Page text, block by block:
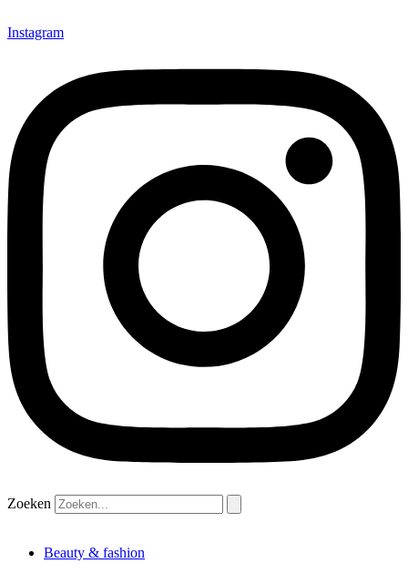
Instagram
Zoeken
Beauty & fashion